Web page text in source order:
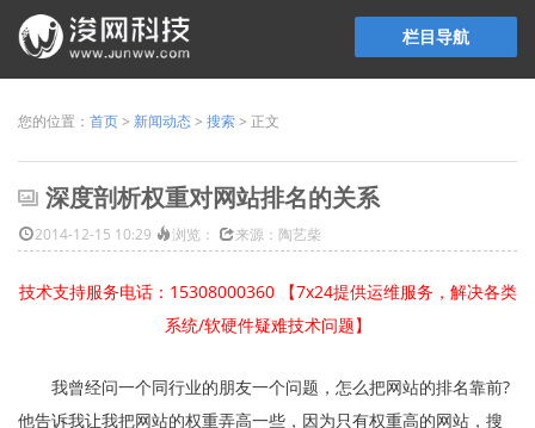
栏目导航
您的位置： 首页> 新闻动态> 搜索> 正文
深度剖析权重对网站排名的关系
2014-12-15 10:29 浏览： 来源：陶艺柴
技术支持服务电话：15308000360 【7x24提供运维服务，解决各类
系统/软硬件疑难技术问题】
我曾经问一个同行业的朋友一个问题，怎么把网站的排名靠前?
他告诉我让我把网站的权重弄高一些，因为只有权重高的网站，搜